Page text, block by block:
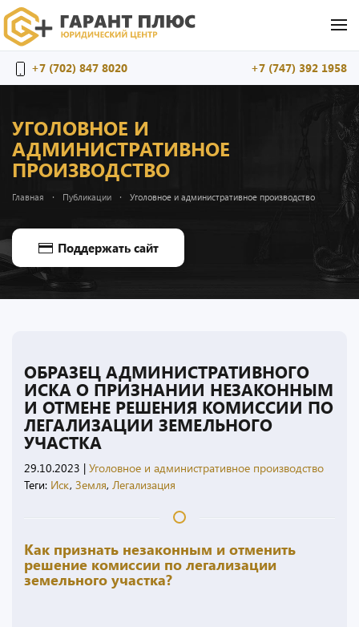
+7 (702) 847 8020 +7 (747) 392 1958
УГОЛОВНОЕ И
АДМИНИСТРАТИВНОЕ
ПРОИЗВОДСТВО
Главная Публикации Уголовное и административное производство
Поддержать сайт
ОБРАЗЕЦ АДМИНИСТРАТИВНОГО
ИСКА О ПРИЗНАНИИ НЕЗАКОННЫМ
И ОТМЕНЕ РЕШЕНИЯ КОМИССИИ ПО
ЛЕГАЛИЗАЦИИ ЗЕМЕЛЬНОГО
УЧАСТКА
29.10.2023 | Уголовное и административное производство
Теги: Иск, Земля, Легализация
Как признать незаконным и отменить
решение комиссии по легализации
земельного участка?